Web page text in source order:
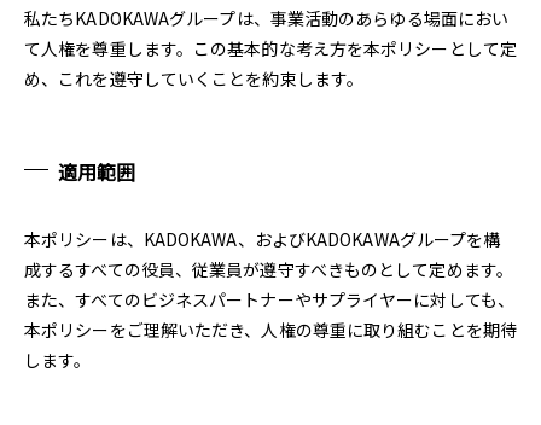
私たちKADOKAWAグループは、事業活動のあらゆる場面におい
て人権を尊重します。この基本的な考え方を本ポリシーとして定
め、これを遵守していくことを約束します。
適用範囲
本ポリシーは、KADOKAWA、およびKADOKAWAグループを構
成するすべての役員、従業員が遵守すべきものとして定めます。
また、すべてのビジネスパートナーやサプライヤーに対しても、
本ポリシーをご理解いただき、人権の尊重に取り組むことを期待
します。